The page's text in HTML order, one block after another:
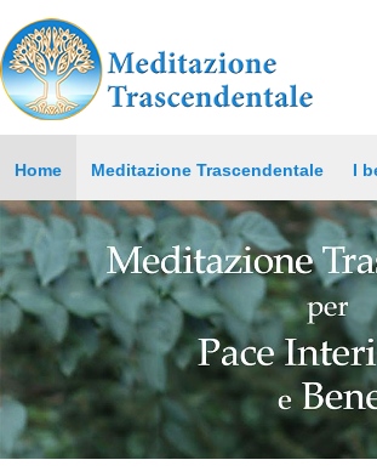
Home Meditazione Trascendentale I